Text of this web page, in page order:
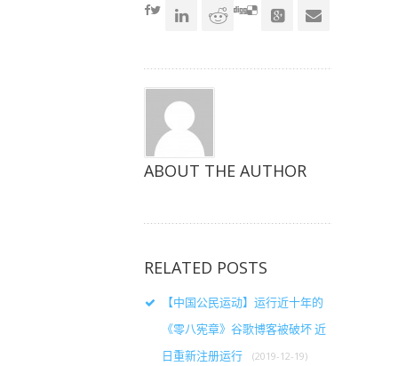
窗
口 口
窗
口
ABOUT THE AUTHOR
RELATED POSTS
【中国公民运动】运行近十年的
《零八宪章》谷歌博客被破坏 近
日重新注册运行
(2019-12-19)